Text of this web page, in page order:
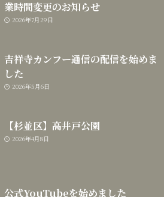
業時間変更のお知らせ
2026年7月29日
吉祥寺カンフー通信の配信を始めま
した
2026年5月6日
【杉並区】高井戸公園
2026年4月8日
公式YouTubeを始めました